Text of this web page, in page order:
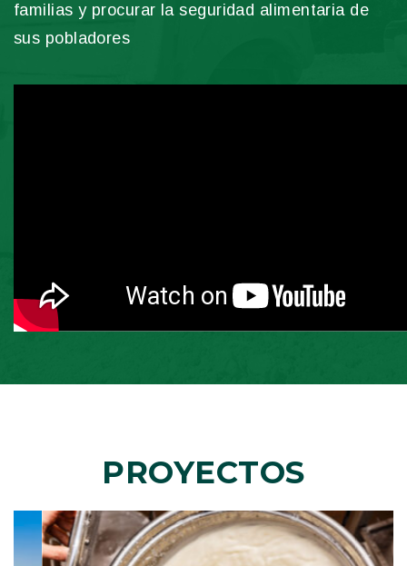
familias y procurar la seguridad alimentaria de
sus pobladores
PROYECTOS